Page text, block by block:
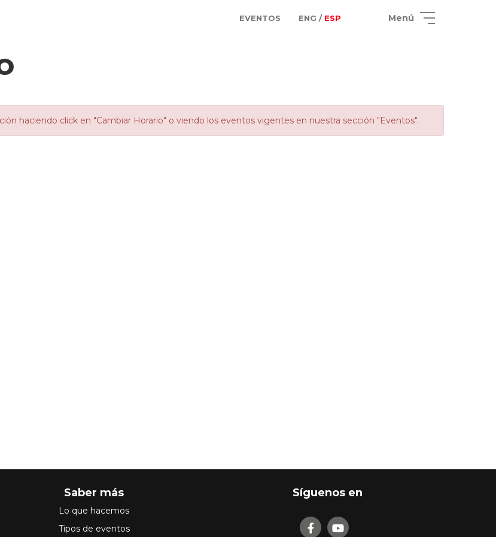
EVENTOS ENG / ESP Menú
haciendo click en "Cambiar Horario" o viendo los eventos vigentes en nuestra sección "Eventos".
Saber más
Lo que hacemos
Tipos de eventos
Síguenos en